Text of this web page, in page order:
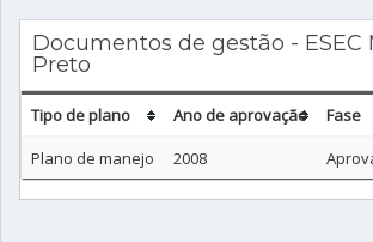
Documentos de gestão - ESEC
Preto
Tipo de plano Ano de aprovação Fase
Plano de manejo
2008